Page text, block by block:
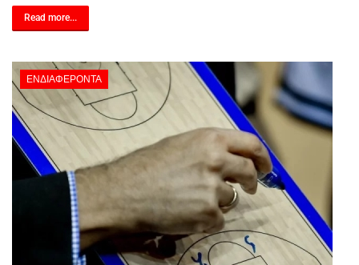
Read more...
ΕΝΔΙΑΦΈΡΟΝΤΑ